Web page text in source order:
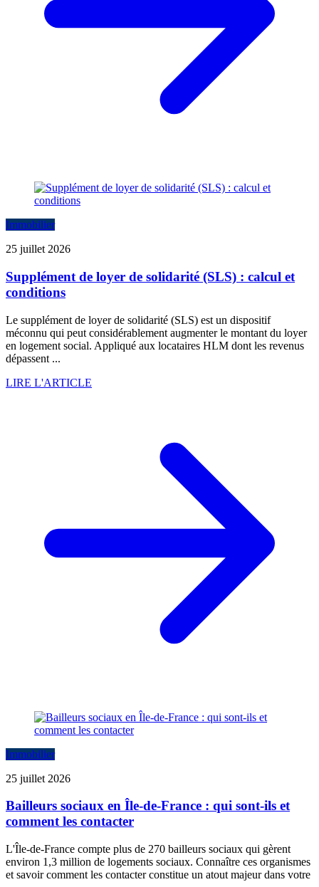
Immobilier
25 juillet 2026
Supplément de loyer de solidarité (SLS) : calcul et
conditions
Le supplément de loyer de solidarité (SLS) est un dispositif
méconnu qui peut considérablement augmenter le montant du loyer
en logement social. Appliqué aux locataires HLM dont les revenus
dépassent ...
LIRE L'ARTICLE
Immobilier
25 juillet 2026
Bailleurs sociaux en Île-de-France : qui sont-ils et
comment les contacter
L'Île-de-France compte plus de 270 bailleurs sociaux qui gèrent
environ 1,3 million de logements sociaux. Connaître ces organismes
et savoir comment les contacter constitue un atout majeur dans votre